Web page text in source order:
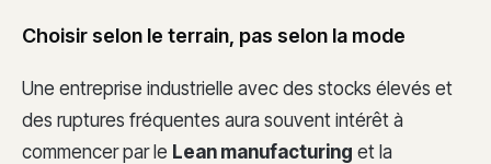
Choisir selon le terrain, pas selon la mode
Une entreprise industrielle avec des stocks élevés et
des ruptures fréquentes aura souvent intérêt à
commencer par le Lean manufacturing et la